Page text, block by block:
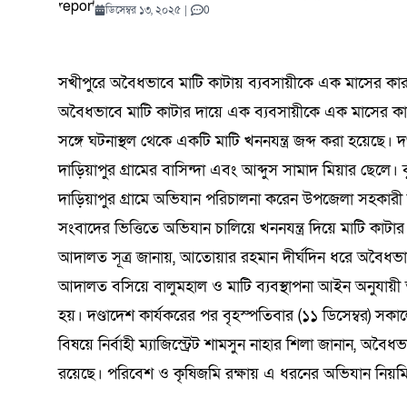
শ্রদ্ধা
কড়াই নিয়ে
বিজলী কৃষিকে
বাইকারদের
নদীগর্ভে
শিক্ষার্থীদের ব্যাপক অংশগ্রহণ
ডিসেম্বর ২২, ২০২৫ 0
ডিসেম্বর ১৩, ২০২৫ | 0
সখীপুরে অবৈধভাবে মাটি কাটায় ব্যবসায়ীকে এক মাসের
অবৈধভাবে মাটি কাটার দায়ে এক ব্যবসায়ীকে এক মাসের
সঙ্গে ঘটনাস্থল থেকে একটি মাটি খননযন্ত্র জব্দ করা
দাড়িয়াপুর গ্রামের বাসিন্দা এবং আব্দুস সামাদ মিয়ার
দাড়িয়াপুর গ্রামে অভিযান পরিচালনা করেন উপজেলা সহকারী
সংবাদের ভিত্তিতে অভিযান চালিয়ে খননযন্ত্র দিয়ে মাটি
আদালত সূত্র জানায়, আতোয়ার রহমান দীর্ঘদিন ধরে
আদালত বসিয়ে বালুমহাল ও মাটি ব্যবস্থাপনা আইন অনুযায়ী
হয়। দণ্ডাদেশ কার্যকরের পর বৃহস্পতিবার (১১ ডিসেম্বর)
বিষয়ে নির্বাহী ম্যাজিস্ট্রেট শামসুন নাহার শিলা জানান,
রয়েছে। পরিবেশ ও কৃষিজমি রক্ষায় এ ধরনের অভিযান